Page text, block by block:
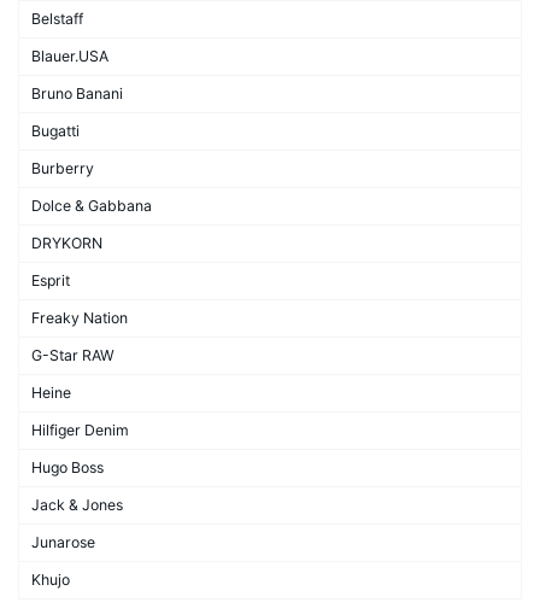
Belstaff
Blauer.USA
Bruno Banani
Bugatti
Burberry
Dolce & Gabbana
DRYKORN
Esprit
Freaky Nation
G-Star RAW
Heine
Hilfiger Denim
Hugo Boss
Jack & Jones
Junarose
Khujo